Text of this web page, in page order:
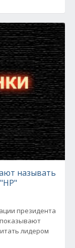
называть
президента
лидером